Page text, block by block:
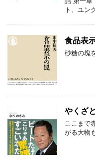
ト、ユン
食品表
砂糖の塊
やくざ
ここまで
がる大物